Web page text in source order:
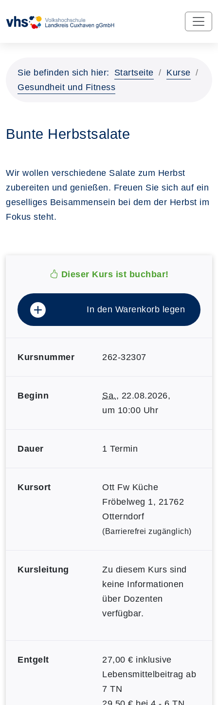
Sie befinden sich hier: Startseite
Kurse
Gesundheit und Fitness
Bunte Herbstsalate
Wir wollen verschiedene Salate zum Herbst
zubereiten und genießen. Freuen Sie sich auf ein
geselliges Beisammensein bei dem der Herbst im
Fokus steht.
Dieser Kurs ist buchbar!
In den Warenkorb legen
Kursnummer 262-32307
Beginn Sa., 22.08.2026,
um 10:00 Uhr
Dauer 1 Termin
Kursort
Ott Fw Küche
Fröbelweg 1, 21762
Otterndorf
(Barrierefrei zugänglich)
Kursleitung
Zu diesem Kurs sind
keine Informationen
über Dozenten
verfügbar.
Entgelt
27,00 € inklusive
Lebensmittelbeitrag ab
7 TN